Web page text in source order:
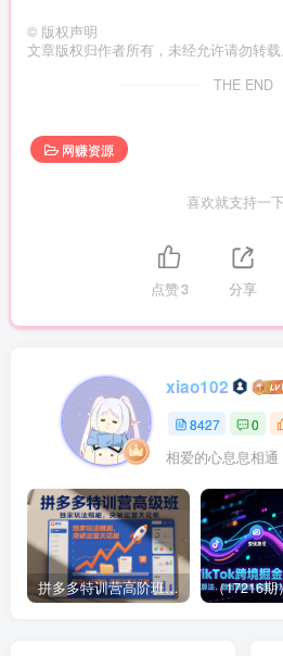
© 版权声明
文章版权归作者所有，未经允许请勿转载
THE END
网赚资源
喜欢就支持一
点赞3 分享
xiao102
8427 0
相爱的心息息相
拼多多特训营高阶班，独家玩法赋能，突破运营天花板（更新26年1月）